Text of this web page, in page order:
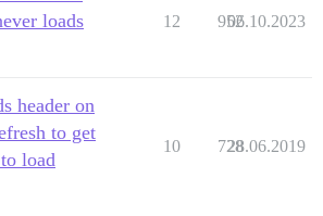
loads
12 952
06.10.2023
header on
to get
load
10 728
28.06.2019